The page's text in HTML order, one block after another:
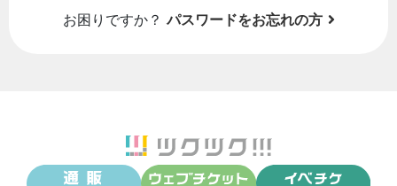
お困りですか？ パスワードをお忘れの方